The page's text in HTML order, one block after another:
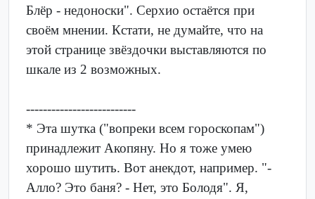
Блёр - недоноски". Серхио остаётся при
своём мнении. Кстати, не думайте, что на
этой странице звёздочки выставляются по
шкале из 2 возможных.
--------------------------
* Эта шутка ("вопреки всем гороскопам")
принадлежит Акопяну. Но я тоже умею
хорошо шутить. Вот анекдот, например. "-
Алло? Это баня? - Нет, это Болодя". Я,